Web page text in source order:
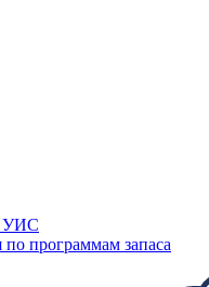
УИС
по программам запаса